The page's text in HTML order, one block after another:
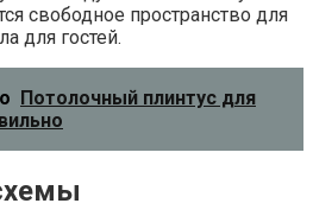
свободное пространство для
для гостей.
Потолочный плинтус для